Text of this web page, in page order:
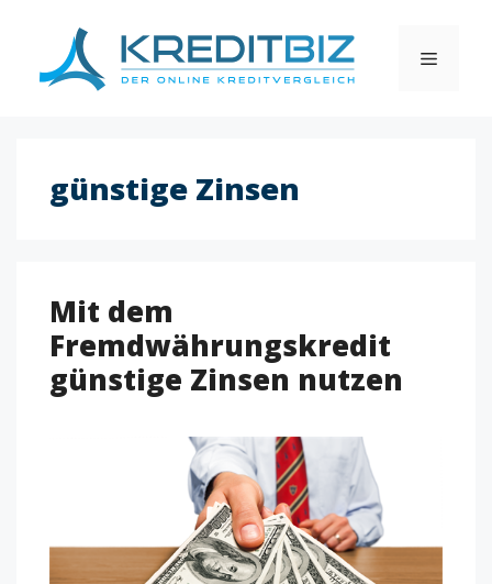
content
MENU
günstige Zinsen
Mit dem
Fremdwährungskredit
günstige Zinsen nutzen